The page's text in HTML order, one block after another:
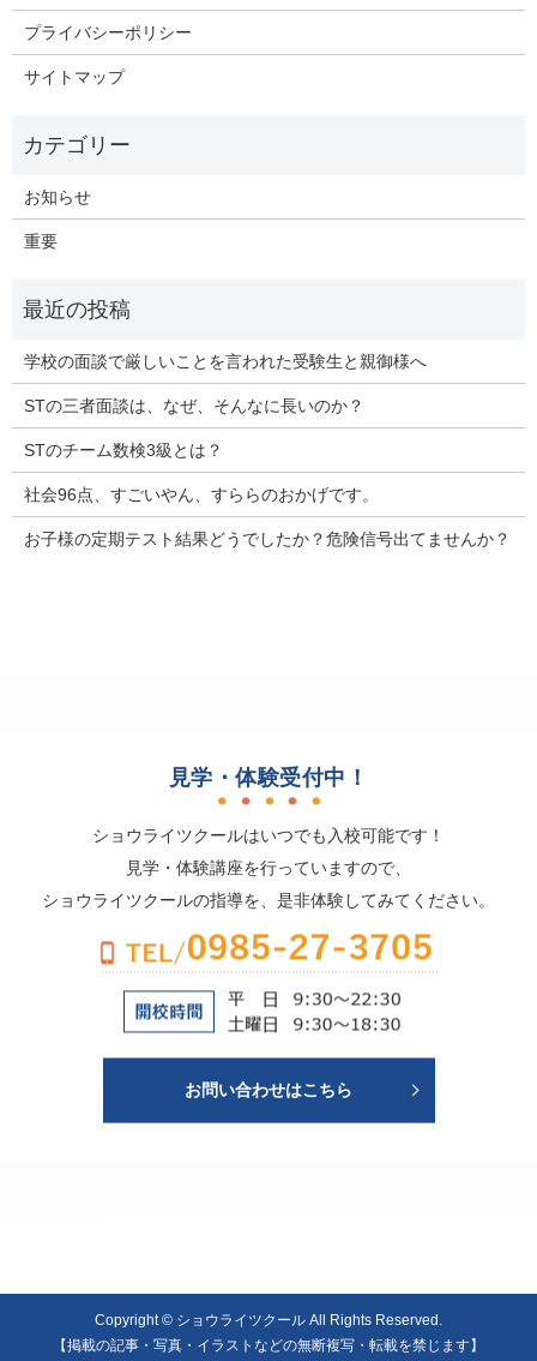
プライバシーポリシー
サイトマップ
お知らせ
重要
学校の面談で厳しいことを言われた受験生と親御様へ
STの三者面談は、なぜ、そんなに長いのか？
STのチーム数検3級とは？
社会96点、すごいやん、すららのおかげです。
お子様の定期テスト結果どうでしたか？危険信号出てませんか？
見学・体験受付中！
ショウライツクールはいつでも入校可能です！
見学・体験講座を行っていますので、
ショウライツクールの指導を、是非体験してみてください。
お問い合わせはこちら
Copyright © ショウライツクール All Rights Reserved.
【掲載の記事・写真・イラストなどの無断複写・転載を禁じます】